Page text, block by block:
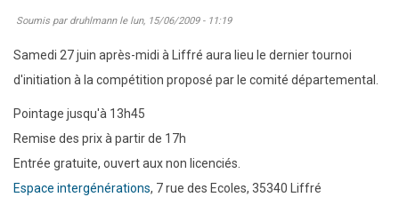
scolaires
pratiquant
les
Soumis par druhlmannle lun, 15/06/2009 - 11:19
Samedi 27 juin après-midi à Liffré aura lieu le dernier tournoi
d'initiation à la compétition proposé par le comité départemental.
Pointage jusqu'à 13h45
Remise des prix à partir de 17h
Entrée gratuite, ouvert aux non licenciés.
Espace intergénérations, 7 rue des Ecoles, 35340 Liffré